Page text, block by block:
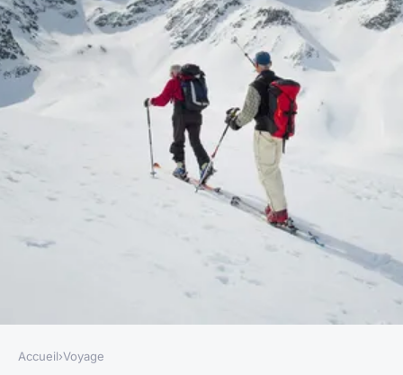
VOYAGE
Accueil›Voyage